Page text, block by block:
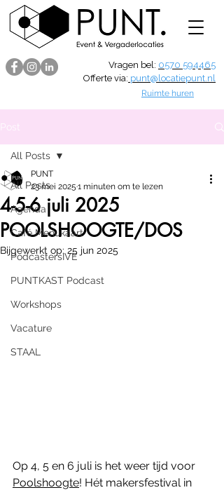
Vragen bel: 0570 594465
Offerte via: punt@locatiepunt.nl
Ruimte huren
Post
All Posts
Agenda
Café Menukaart
PodcastersIVE
PUNTKAST Podcast
Workshops
Vacature
STAAL
All Posts
4-5-6 juli 2025
POOLSHOOGTE/DOS
PUNT
23 mei 2025 1 minuten om te lezen
Bijgewerkt op: 25 jun 2025
Op 4, 5 en 6 juli is het weer tijd voor
Poolshoogte! Hét makersfestival in